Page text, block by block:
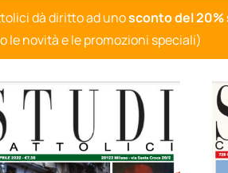
dà diritto ad unosconto del
le novità e le promozioni speciali)